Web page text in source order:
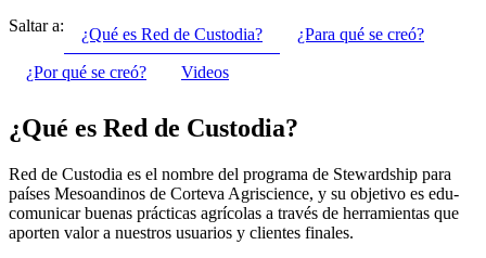
Saltar a:
¿Qué es Red de Custodia? ¿Para qué se creó?
¿Por qué se creó? Videos
¿Qué es Red de Custodia?
Red de Custodia es el nombre del programa de Stewardship para
países Mesoandinos de Corteva Agriscience, y su objetivo es edu-
comunicar buenas prácticas agrícolas a través de herramientas que
aporten valor a nuestros usuarios y clientes finales.